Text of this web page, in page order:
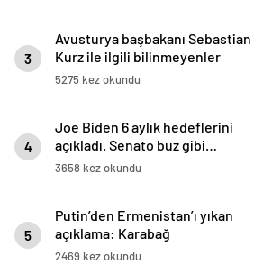
3
Avusturya başbakanı Sebastian
Kurz ile ilgili bilinmeyenler
5275 kez okundu
4
Joe Biden 6 aylık hedeflerini
açıkladı. Senato buz gibi…
3658 kez okundu
5
Putin’den Ermenistan’ı yıkan
açıklama: Karabağ
Azerbaycan’ın ayrılmaz bir
2469 kez okundu